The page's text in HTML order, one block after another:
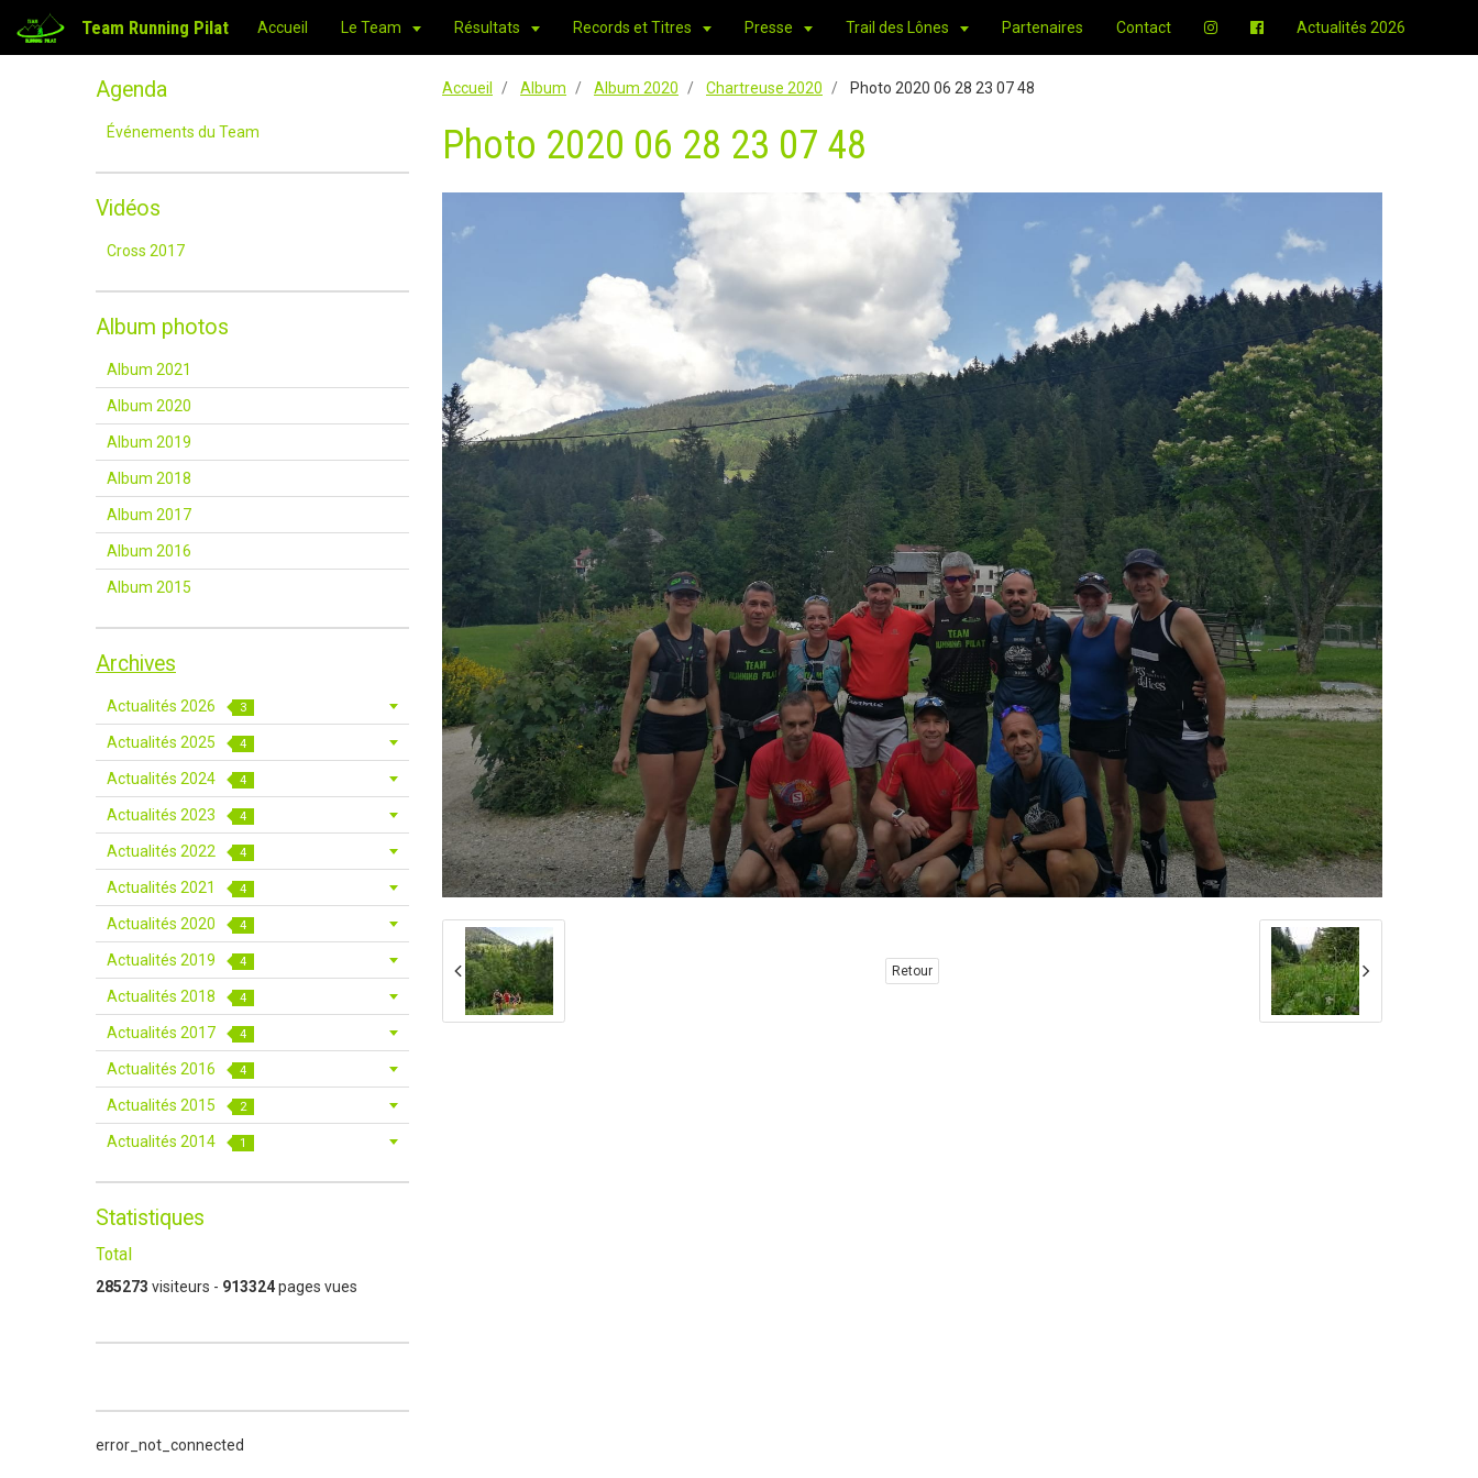
Team Running Pilat Accueil Le Team Résultats Records et Titres Presse Trail des Lônes Partenaires Contact Actualités 2026
Accueil Album Album 2020 Chartreuse 2020 Photo 2020 06 28 23 07 48
Photo 2020 06 28 23 07 48
Retour
Agenda
Événements du Team
Vidéos
Cross 2017
Album photos
Album 2021
Album 2020
Album 2019
Album 2018
Album 2017
Album 2016
Album 2015
Archives
Actualités 2026 3
Actualités 2025 4
Actualités 2024 4
Actualités 2023 4
Actualités 2022 4
Actualités 2021 4
Actualités 2020 4
Actualités 2019 4
Actualités 2018 4
Actualités 2017 4
Actualités 2016 4
Actualités 2015 2
Actualités 2014 1
Statistiques
Total
285273 visiteurs - 913324pages vues
error_not_connected